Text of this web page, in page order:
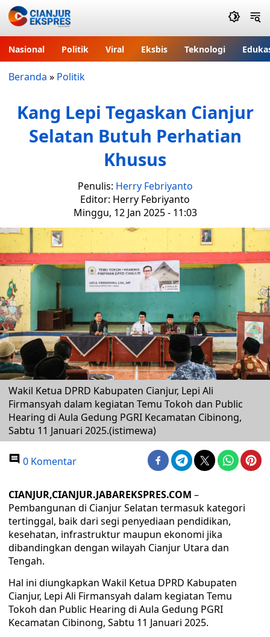
Nasional Politik Viral Eksbis Teknologi
Beranda » Politik
Kang Lepi Tegaskan Cianjur
Selatan Butuh Perhatian
Khusus
Penulis: Herry Febriyanto
Editor: Herry Febriyanto
Minggu, 12 Jan 2025 - 11:03
Wakil Ketua DPRD Kabupaten Cianjur, Lepi Ali
Firmansyah dalam kegiatan Temu Tokoh dan Public
Hearing di Aula Gedung PGRI Kecamatan Cibinong,
Sabtu 11 Januari 2025.(istimewa)
0 Komentar
CIANJUR,CIANJUR.JABAREKSPRES.COM –
Pembangunan di Cianjur Selatan termasuk kategori
tertinggal, baik dari segi penyediaan pendidikan,
kesehatan, infrastruktur maupun ekonomi jika
dibandingkan dengan wilayah Cianjur Utara dan
Tengah.
Hal ini diungkapkan Wakil Ketua DPRD Kabupaten
Cianjur, Lepi Ali Firmansyah dalam kegiatan Temu
Tokoh dan Public Hearing di Aula Gedung PGRI
Kecamatan Cibinong, Sabtu 11 Januari 2025.